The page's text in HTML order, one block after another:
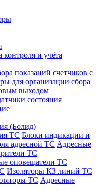
контроля и учёта
показаний счетчиков с
для организации сбора
выходом
состояния
(Болид)
ТС Блоки индикации и
адресной ТС Адресные
ТС
оповещатели ТС
Изоляторы КЗ линий ТС
ТС Адресные